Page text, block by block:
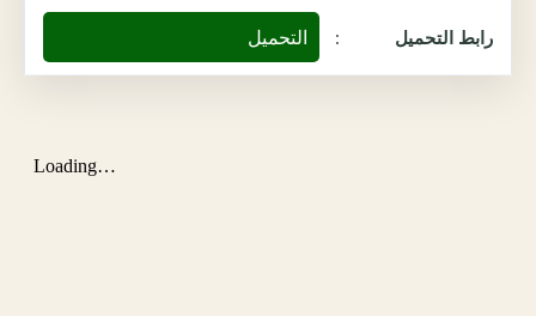
رابط التحميل : التحميل